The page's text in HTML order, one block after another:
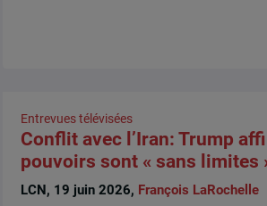
Entrevues télévisées
Conflit avec l’Iran: Trump
pouvoirs sont « sans limites
LCN, 19 juin 2026, François LaRochelle